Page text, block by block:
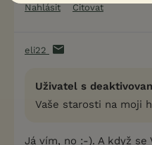
Nahlásit
Citovat
eli22
Uživatel s
Vaše starosti na moji
Já vím, no :-). A když se